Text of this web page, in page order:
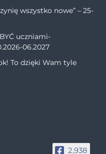
wszystko nowe” – 25-
uczniami-
06.2027
To dzięki Wam tyle
2,938